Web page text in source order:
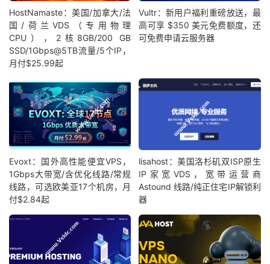
HostNamaste：美国/加拿大/法
国/荷兰VDS（专用物理
CPU），2核8GB/200 GB
SSD/1Gbps@5TB流量/5个IP，
月付$25.99起
Vultr：新用户福利重磅放送，最
高可享 $350 美元免费额度，还
可免费申请云服务器
Evoxt：国外高性能便宜VPS，
1Gbps大带宽/含优化线路/常规
线路，可选欧美亚17个机房，月
付$2.84起
lisahost：美国洛杉矶双ISP原生
IP家宽VDS，宽带运营商
Astound 线路/纯正住宅IP解锁利
器